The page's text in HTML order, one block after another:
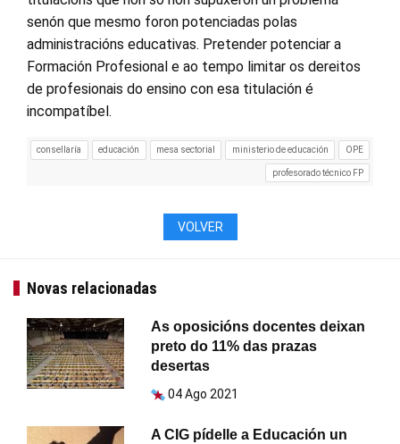
senón que mesmo foron potenciadas polas
administracións educativas. Pretender potenciar a
Formación Profesional e ao tempo limitar os dereitos
de profesionais do ensino con esa titulación é
incompatíbel.
consellaría educación mesa sectorial ministerio de educación OPE
profesorado técnico FP
VOLVER
Novas relacionadas
As oposicións docentes deixan
preto do 11% das prazas
desertas
04 Ago 2021
A CIG pídelle a Educación un